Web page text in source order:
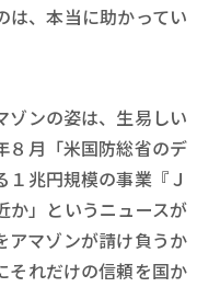
は、本当に助かってい
ンの姿は、生易しい
８月「米国防総省のデ
兆円規模の事業『Ｊ
か」というニュースが
アマゾンが請け負うか
それだけの信頼を国か